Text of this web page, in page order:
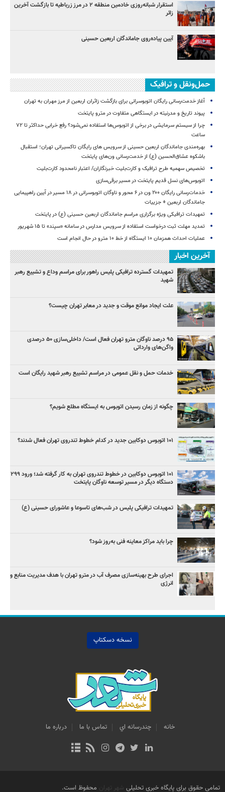
استقرار شبانه‌روزی خادمین منطقه ۲ در مرز زرباطیه تا بازگشت آخرین
زائر
آیین پیاده‌روی جاماندگان اربعین حسینی
حمل‌ونقل و ترافیک
آغاز خدمت‌رسانی رایگان اتوبوسرانی برای بازگشت زائران اربعین از مرز مهران به تهران
پیوند تاریخ و مدرنیته در ایستگاهی متفاوت در مترو پایتخت
چرا از سیستم سرمایشی در برخی از اتوبوس‌ها استفاده نمی‌شود؟ رفع خرابی حداکثر تا ۷۲
ساعت
بهره‌مندی جاماندگان اربعین حسینی از سرویس‌ های رایگان تاکسیرانی تهران؛ استقبال
باشکوه عشاق‌الحسین (ع) از خدمت‌رسانی ون‌های پایتخت
تخصیص سهمیه طرح ترافیک و کارت‌بلیت خبرنگاران/ اعتبار نامحدود کارت‌بلیت
اتوبوس‌های نسل قدیم پایتخت در مسیر برقی‌سازی
خدمات‌رسانی رایگان ۲۰۰ ون در ۶ محور و ناوگان اتوبوسرانی در ۱۸ مسیر در آیین راهپیمایی
جاماندگان اربعین + جزییات
تمهیدات ترافیکی ویژه برگزاری مراسم جاماندگان اربعین حسینی (ع) در پایتخت
تمدید مهلت ثبت درخواست استفاده از سرویس مدارس در سامانه «سپند» تا ۱۵ شهریور
عملیات احداث همزمان ۱۰ ایستگاه از خط ۱۰ مترو در حال انجام است
آخرین اخبار
تمهیدات گسترده ترافیکی پلیس راهور برای مراسم وداع و تشییع رهبر
شهید
علت ایجاد موانع موقت و جدید در معابر تهران چیست؟
۹۵ درصد ناوگان مترو تهران فعال است/ داخلی‌سازی ۵۰ درصدی
واگن‌های وارداتی
خدمات حمل و نقل عمومی در مراسم تشییع رهبر شهید رایگان است
چگونه از زمان رسیدن اتوبوس به ایستگاه مطلع شویم؟
۱۰۱ اتوبوس دوکابین جدید در کدام خطوط تندروی تهران فعال شدند؟
۱۰۱ اتوبوس دوکابین در خطوط تندروی تهران به کار گرفته شد؛ ورود ۲۹۹
دستگاه دیگر در مسیر توسعه ناوگان پایتخت
تمهیدات ترافیکی پلیس در شب‌های تاسوعا و عاشورای حسینی (ع)
چرا باید مراکز معاینه فنی به‌روز شود؟
اجرای طرح بهینه‌سازی مصرف آب در مترو تهران با هدف مدیریت منابع و
انرژی
نسخه دسکتاپ
خانه چندرسانه اي تماس با ما درباره ما
تمامی حقوق برای پایگاه خبری تحلیلی شهر تهران محفوظ است.